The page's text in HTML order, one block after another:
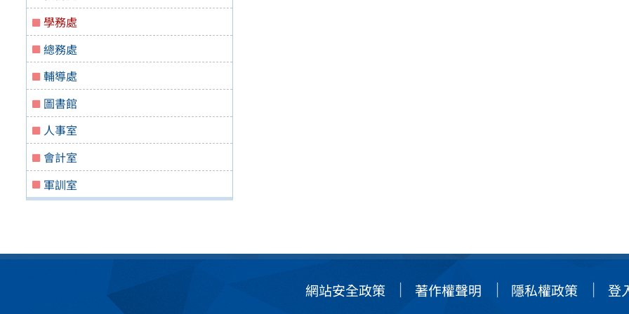
學務處
總務處
輔導處
圖書館
人事室
會計室
軍訓室
網站安全政策 著作權聲明 隱私權政策 登